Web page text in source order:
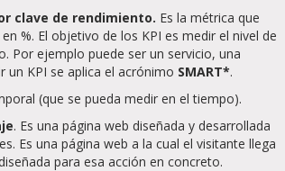
clave de rendimiento. Es la métrica que
%. El objetivo de los KPI es medir el nivel de
Por ejemplo puede ser un servicio, una
un KPI se aplica el acrónimo SMART*.
(que se pueda medir en el tiempo).
. Es una página web diseñada y desarrollada
Es una página web a la cual el visitante llega
para esa acción en concreto.